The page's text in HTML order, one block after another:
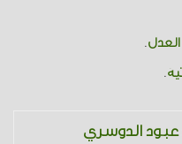
.
.
الدوسري